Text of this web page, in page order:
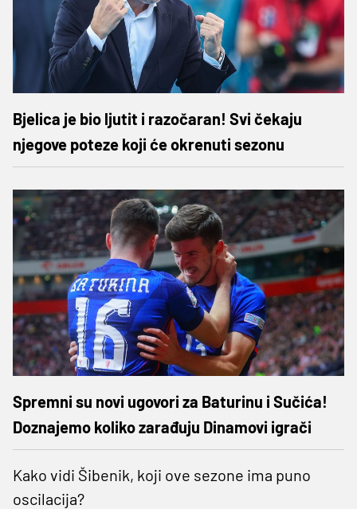
Bjelica je bio ljutit i razočaran! Svi čekaju
njegove poteze koji će okrenuti sezonu
Spremni su novi ugovori za Baturinu i Sučića!
Doznajemo koliko zarađuju Dinamovi igrači
Kako vidi Šibenik, koji ove sezone ima puno
oscilacija?